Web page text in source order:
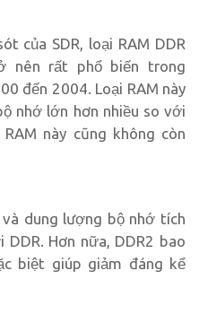
của SDR, loại RAM DDR
nên rất phổ biến trong
đến 2004. Loại RAM này
nhớ lớn hơn nhiều so với
này cũng không còn
dung lượng bộ nhớ tích
Hơn nữa, DDR2 bao
biệt giúp giảm đáng kể